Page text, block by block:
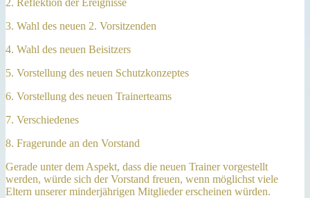
3. Wahl des neuen 2. Vorsitzenden
4. Wahl des neuen Beisitzers
5. Vorstellung des neuen Schutzkonzeptes
6. Vorstellung des neuen Trainerteams
7. Verschiedenes
8. Fragerunde an den Vorstand
Gerade unter dem Aspekt, dass die neuen Trainer vorgestellt
werden, würde sich der Vorstand freuen, wenn möglichst viele
Eltern unserer minderjährigen Mitglieder erscheinen würden.